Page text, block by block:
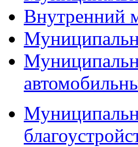
Внутренний